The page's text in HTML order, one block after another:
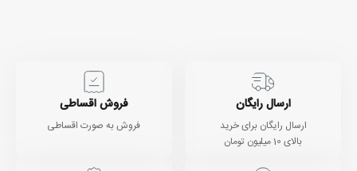
ارسال رایگان
ارسال رایگان برای خرید
بالای 10 میلیون تومان
فروش اقساطی
فروش به صورت اقساطی